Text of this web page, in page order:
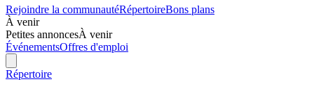
Rejoindre la communautéRépertoireBons plans
À venir
Petites annoncesÀ venir
ÉvénementsOffres d'emploi
Répertoire